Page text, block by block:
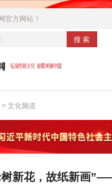
官方网站！
搜 索
>文化频道
树新花，故纸新画